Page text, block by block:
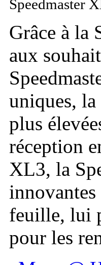
Speedmaster
Grâce à la
aux
uniques, la
plus
réception
XL3, la
feuille, lui
pour les